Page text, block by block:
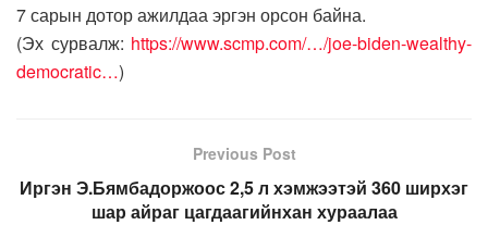
7 сарын дотор ажилдаа эргэн орсон байна.
(Эх сурвалж: https://www.scmp.com/…/joe-biden-wealthy-
democratic…)
Previous Post
Иргэн Э.Бямбадоржоос 2,5 л хэмжээтэй 360 ширхэг
шар айраг цагдаагийнхан хураалаа